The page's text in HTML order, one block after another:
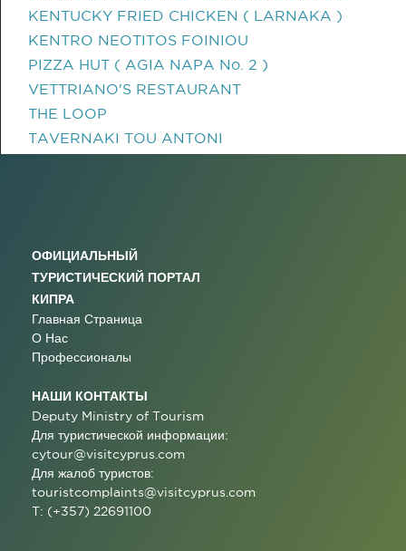
KENTUCKY FRIED CHICKEN ( LARNAKA )
KENTRO NEOTITOS FOINIOU
PIZZA HUT ( AGIA NAPA No. 2 )
VETTRIANO'S RESTAURANT
THE LOOP
TAVERNAKI TOU ANTONI
ОФИЦИАЛЬНЫЙ
ТУРИСТИЧЕСКИЙ ПОРТАЛ
КИПРА
Главная Страница
О Нас
Профессионалы
НАШИ КОНТАКТЫ
Deputy Ministry of Tourism
Для туристической информации:
cytour@visitcyprus.com
Для жалоб туристов:
touristcomplaints@visitcyprus.com
T: (+357) 22691100